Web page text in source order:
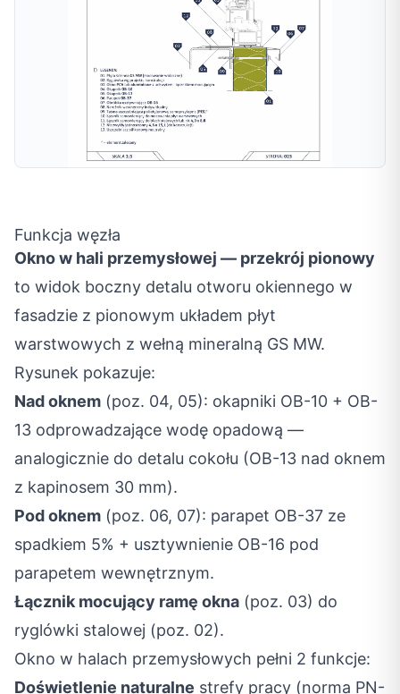
Funkcja węzła
Okno w hali przemysłowej — przekrój pionowy
to widok boczny detalu otworu okiennego w
fasadzie z pionowym układem płyt
warstwowych z wełną mineralną GS MW.
Rysunek pokazuje:
Nad oknem (poz. 04, 05): okapniki OB-10 + OB-
13 odprowadzające wodę opadową —
analogicznie do detalu cokołu (OB-13 nad oknem
z kapinosem 30 mm).
Pod oknem (poz. 06, 07): parapet OB-37 ze
spadkiem 5% + usztywnienie OB-16 pod
parapetem wewnętrznym.
Łącznik mocujący ramę okna (poz. 03) do
ryglówki stalowej (poz. 02).
Okno w halach przemysłowych pełni 2 funkcje:
Doświetlenie naturalne strefy pracy (norma PN-